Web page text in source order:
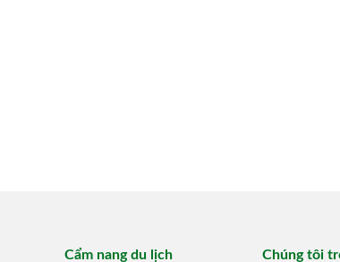
Cẩm nang du lịch Chúng tôi